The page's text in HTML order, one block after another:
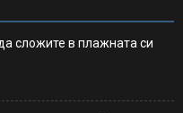
сложите в плажната си